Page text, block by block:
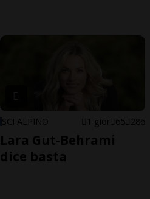
SCI ALPINO 1 gior 65 286
Lara Gut-Behrami
dice basta